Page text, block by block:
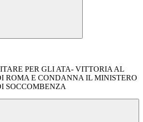
PER GLI ATA- VITTORIA AL
ROMA E CONDANNA IL MINISTERO
SOCCOMBENZA